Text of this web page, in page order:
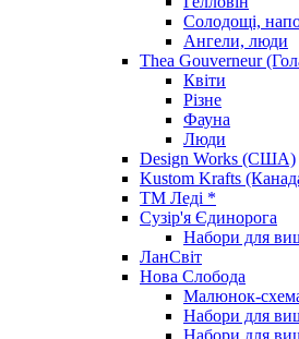
Солодощі,
Ангели, люди
Thea Gouverneur
Квіти
Різне
Фауна
Люди
Design Works (США)
Kustom Krafts
ТМ Леді *
Сузір'я Єдинорога
Набори для
ЛанСвіт
Нова Слобода
Малюнок-
Набори для
Набори для